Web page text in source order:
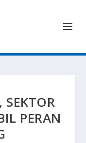
SEKTOR
PERAN